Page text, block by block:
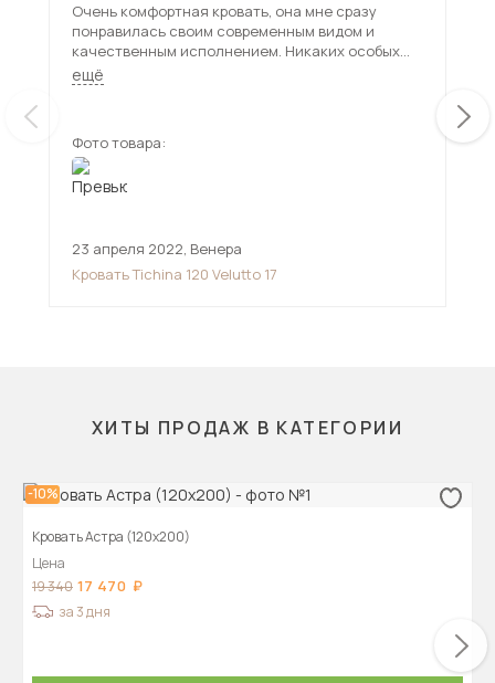
Очень комфортная кровать, она мне сразу
понравилась своим современным видом и
качественным исполнением. Никаких особых
проблем в этой мебели не заметила, ребёнок
доволен. Рекомендую.
ещё
Фото товара:
23 апреля 2022, Венера
Кровать Tichina 120 Velutto 17
ХИТЫ ПРОДАЖ В КАТЕГОРИИ
-10%
Кровать Астра (120х200)
Цена
19 340 17 470
за 3 дня